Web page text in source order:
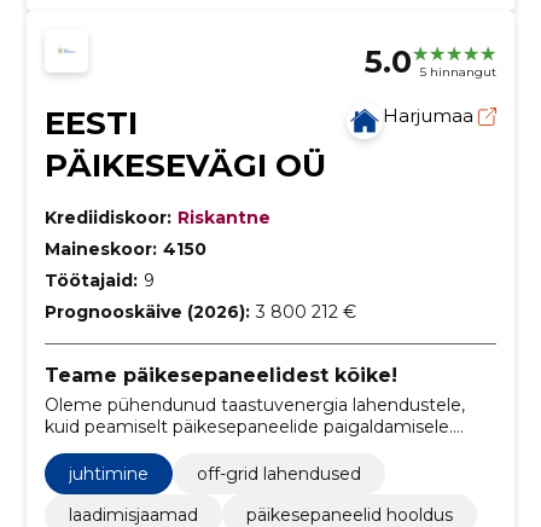
5.0 5 hinnangut
EESTI
PÄIKESEVÄGI OÜ
Harjumaa
Krediidiskoor: Riskantne
Maineskoor: 4150
Töötajaid: 9
Prognooskäive (2026): 3 800 212 €
Teame päikesepaneelidest kõike!
Oleme pühendunud taastuvenergia lahendustele,
kuid peamiselt päikesepaneelide paigaldamisele.
Meie müügi- ja paigaldusmeeskond koosneb
kogenud spetsialistidest, kes on olnud tegevad
päikeseenergeetika alal üle 10 aasta
juhtimine
off-grid lahendused
laadimisjaamad
päikesepaneelid hooldus